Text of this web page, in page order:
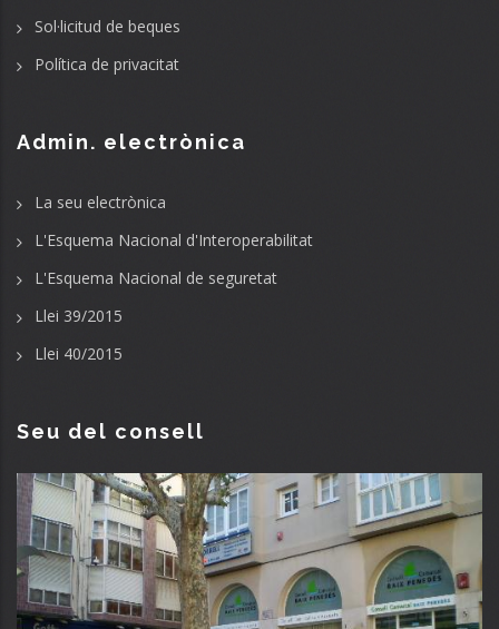
Sol·licitud de beques
Política de privacitat
Admin. electrònica
La seu electrònica
L'Esquema Nacional d'Interoperabilitat
L'Esquema Nacional de seguretat
Llei 39/2015
Llei 40/2015
Seu del consell